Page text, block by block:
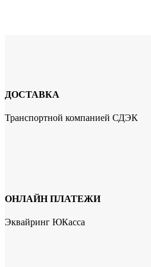
ДОСТАВКА
Транспортной компанией СДЭК
ОНЛАЙН ПЛАТЕЖИ
Эквайринг ЮКасса